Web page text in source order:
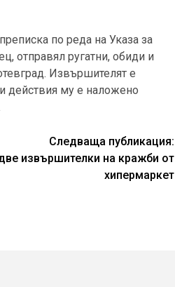
по реда на Указа за
отправял ругатни, обиди и
Извършителят е
действия му е наложено
Следваща публикация:
извършителки на кражби от
хипермаркет